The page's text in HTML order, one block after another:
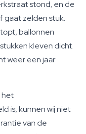
stond, en de
gaat zelden stuk.
ballonnen
kleven dicht.
weer een jaar
het
is, kunnen wij niet
van de